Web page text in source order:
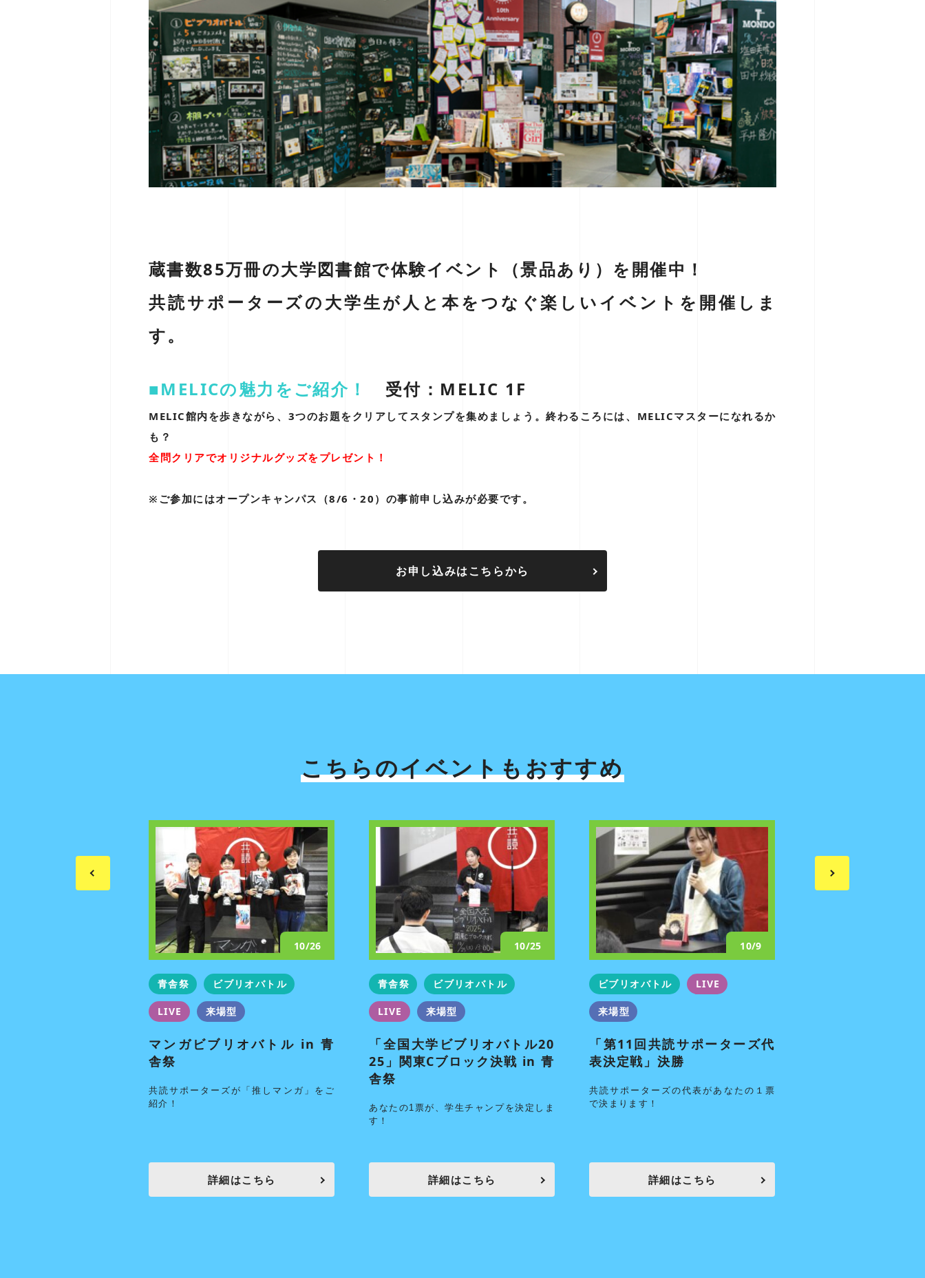
蔵書数85万冊の大学図書館で体験イベント（景品あり）を開催中！
共読サポーターズの大学生が人と本をつなぐ楽しいイベントを開催しま
す。
■MELICの魅力をご紹介！ 受付：MELIC 1F
MELIC館内を歩きながら、3つのお題をクリアしてスタンプを集めましょう。終わるころには、MELICマスターになれるか
も？
全問クリアでオリジナルグッズをプレゼント！
※ご参加にはオープンキャンパス（8/6・20）の事前申し込みが必要です。
お申し込みはこちらから
こちらのイベントもおすすめ
10/26
青舎祭 ビブリオバトル
LIVE 来場型
マンガビブリオバトル in 青
舎祭
共読サポーターズが「推しマンガ」をご
紹介！
詳細はこちら
10/25
青舎祭 ビブリオバトル
LIVE 来場型
「全国大学ビブリオバトル20
25」関東Cブロック決戦 in 青
舎祭
あなたの1票が、学生チャンプを決定しま
す！
詳細はこちら
10/9
ビブリオバトル LIVE
来場型
「第11回共読サポーターズ代
表決定戦」決勝
共読サポーターズの代表があなたの１票
で決まります！
詳細はこちら